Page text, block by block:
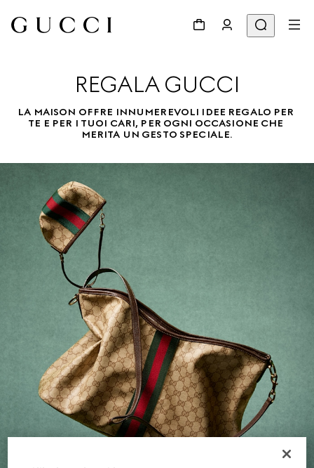
REGALA GUCCI
LA MAISON OFFRE INNUMEREVOLI IDEE REGALO PER
TE E PER I TUOI CARI, PER OGNI OCCASIONE CHE
MERITA UN GESTO SPECIALE.